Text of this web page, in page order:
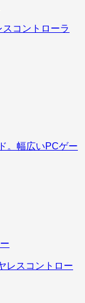
コントローラ
。幅広いPCゲー
レスコントロー